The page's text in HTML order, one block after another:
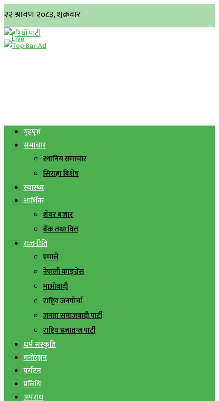
गृहपृष्ठ
समाचार
स्थानिय समाचार
सिराहा बिशेष
स्वास्थ्य
आर्थिक
शेयर बजार
बैंक तथा वित्त
राजनीति
एमाले
नेपाली काङ्ग्रेस
माओवादी
राष्ट्रिय जनमोर्चा
जनता समाजवादी पार्टी
राष्ट्रिय प्रजातन्त्र पार्टी
धर्म संस्कृति
मनोरञ्जन
पर्यटन
प्रविधि
अपराध